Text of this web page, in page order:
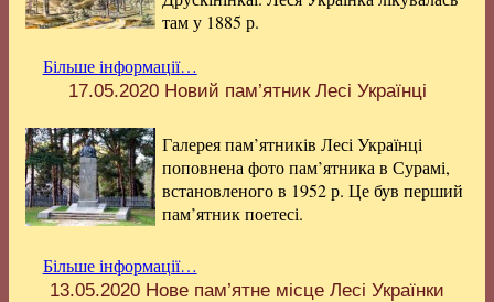
там у 1885 р.
Більше інформації…
17.05.2020Новий пам’ятник Лесі Українці
Галерея пам’ятників Лесі Українці
поповнена фото пам’ятника в Сурамі,
встановленого в 1952 р. Це був перший
пам’ятник поетесі.
Більше інформації…
13.05.2020 Нове пам’ятне місце Лесі Українки